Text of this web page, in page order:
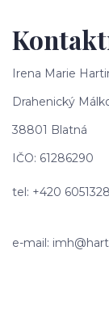
Irena Marie
Drahenický
38801 Blatná
IČO: 61286290
tel: +420
e-mail: